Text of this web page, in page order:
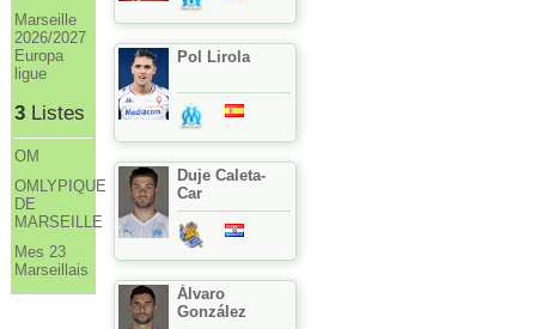
Marseille
2026/2027
Europa
ligue
3Listes
OM
OMLYPIQUE
DE
MARSEILLE
Mes 23
Marseillais
Pol Lirola
Duje Caleta-
Car
Álvaro
González